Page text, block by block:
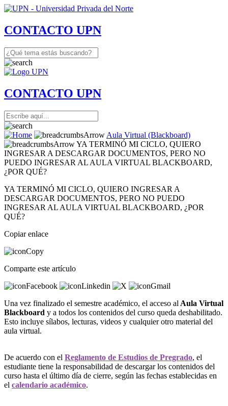
CONTACTO UPN
CONTACTO UPN
Aula Virtual (Blackboard)
YA TERMINÓ MI CICLO, QUIERO
INGRESAR A DESCARGAR DOCUMENTOS, PERO NO
PUEDO INGRESAR AL AULA VIRTUAL BLACKBOARD,
¿POR QUÉ?
YA TERMINÓ MI CICLO, QUIERO INGRESAR A
DESCARGAR DOCUMENTOS, PERO NO PUEDO
INGRESAR AL AULA VIRTUAL BLACKBOARD, ¿POR
QUÉ?
Copiar enlace
Comparte este artículo
Una vez finalizado el semestre académico, el acceso al Aula Virtual
Blackboard y a todos los contenidos del curso queda deshabilitado.
Esto incluye sílabos, lecturas, videos y cualquier otro material del
aula virtual.
De acuerdo con el Reglamento de Estudios de Pregrado, el
estudiante tiene la responsabilidad de descargar los contenidos del
curso hasta el último día de cierre, según las fechas establecidas en
el calendario académico.